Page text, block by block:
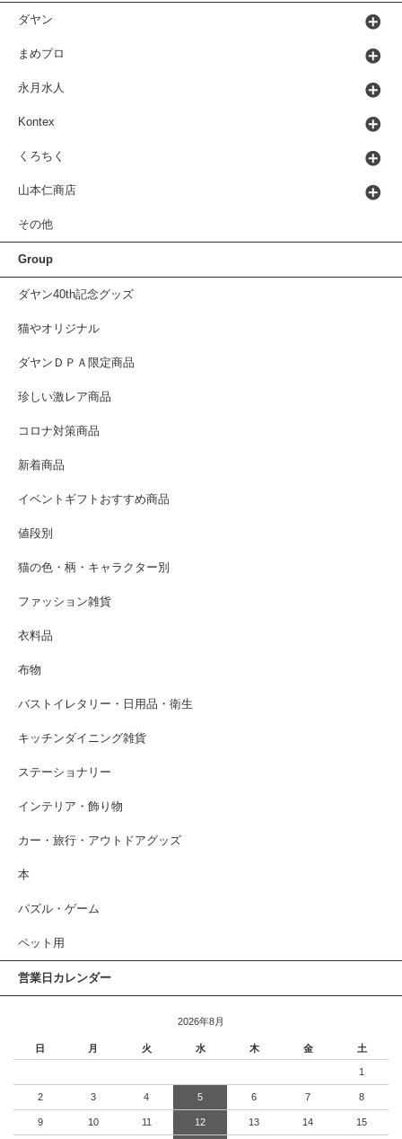
ダヤン
まめプロ
永月水人
Kontex
くろちく
山本仁商店
その他
Group
ダヤン40th記念グッズ
猫やオリジナル
ダヤンＤＰＡ限定商品
珍しい激レア商品
コロナ対策商品
新着商品
イベントギフトおすすめ商品
値段別
猫の色・柄・キャラクター別
ファッション雑貨
衣料品
布物
バストイレタリー・日用品・衛生
キッチンダイニング雑貨
ステーショナリー
インテリア・飾り物
カー・旅行・アウトドアグッズ
本
パズル・ゲーム
ペット用
営業日カレンダー
2026年8月
日 月 火 水 木 金 土
1
2 3 4 5 6 7 8
9 10 11 12 13 14 15